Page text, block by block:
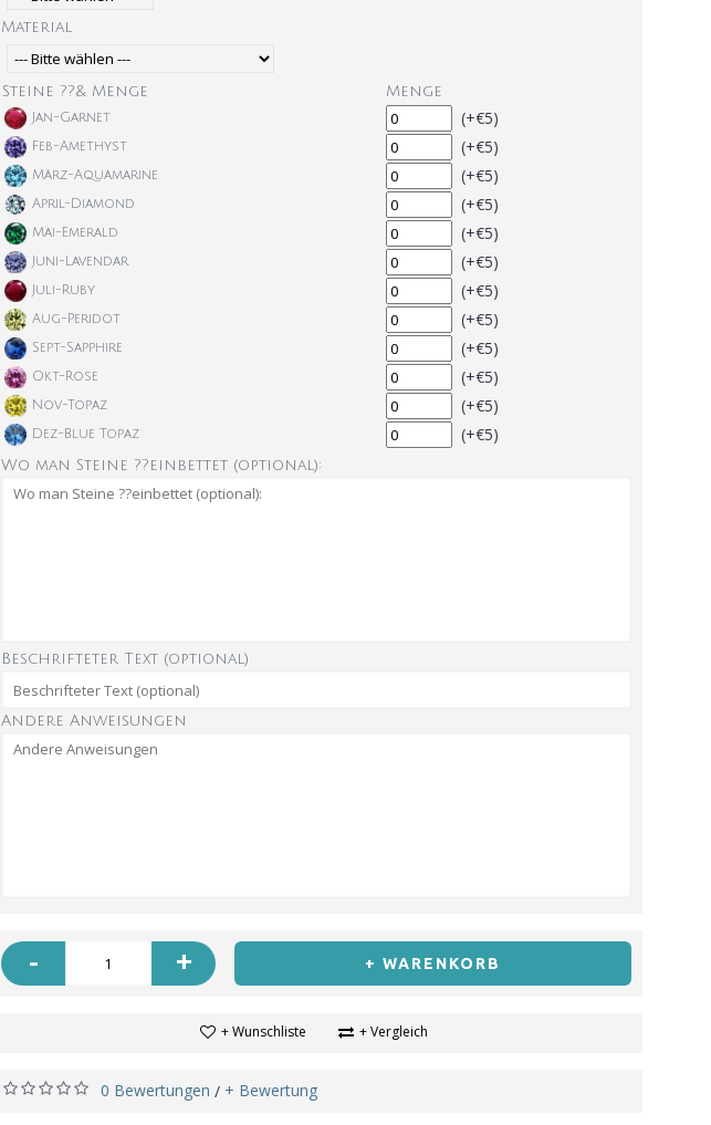
Material
Steine ??& Menge Menge
Jan-Garnet (+€5)
Feb-Amethyst (+€5)
März-Aquamarine (+€5)
April-Diamond (+€5)
Mai-Emerald (+€5)
Juni-Lavendar (+€5)
Juli-Ruby (+€5)
Aug-Peridot (+€5)
Sept-Sapphire (+€5)
Okt-Rose (+€5)
Nov-Topaz (+€5)
Dez-Blue Topaz (+€5)
Wo man Steine ??einbettet (optional):
Beschrifteter Text (optional)
Andere Anweisungen
- + + WARENKORB
+ Wunschliste + Vergleich
0 Bewertungen / + Bewertung